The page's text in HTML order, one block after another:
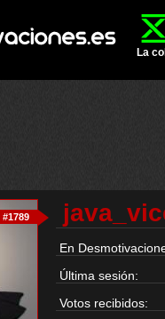
La
#1789
En
Última sesión:
Votos recibidos: